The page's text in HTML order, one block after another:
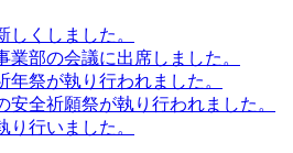
しくしました。
業部の会議に出席しました。
年祭が執り行われました。
安全祈願祭が執り行われました。
り行いました。